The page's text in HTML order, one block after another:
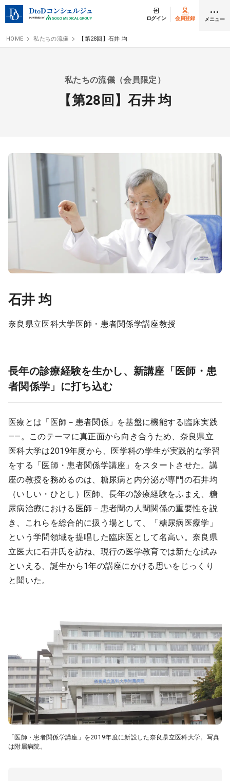
ログイン 会員登録 メニュー
医院の譲渡・売却をお考えの方
HOME 私たちの流儀 【第28回】石井 均
私たちの流儀（会員限定）
【第28回】石井 均
石井 均
奈良県立医科大学医師・患者関係学講座教授
長年の診療経験を生かし、新講座「医師・患
者関係学」に打ち込む
医療とは「医師－患者関係」を基盤に機能する臨床実践
――。このテーマに真正面から向き合うため、奈良県立
医科大学は2019年度から、医学科の学生が実践的な学習
をする「医師・患者関係学講座」をスタートさせた。講
座の教授を務めるのは、糖尿病と内分泌が専門の石井均
（いしい・ひとし）医師。長年の診療経験をふまえ、糖
尿病治療における医師－患者間の人間関係の重要性を説
き、これらを総合的に扱う場として、「糖尿病医療学」
という学問領域を提唱した臨床医として名高い。奈良県
立医大に石井氏を訪ね、現行の医学教育では新たな試み
といえる、誕生から1年の講座にかける思いをじっくり
と聞いた。
「医師・患者関係学講座」を2019年度に新設した奈良県立医科大学。写真
は附属病院。